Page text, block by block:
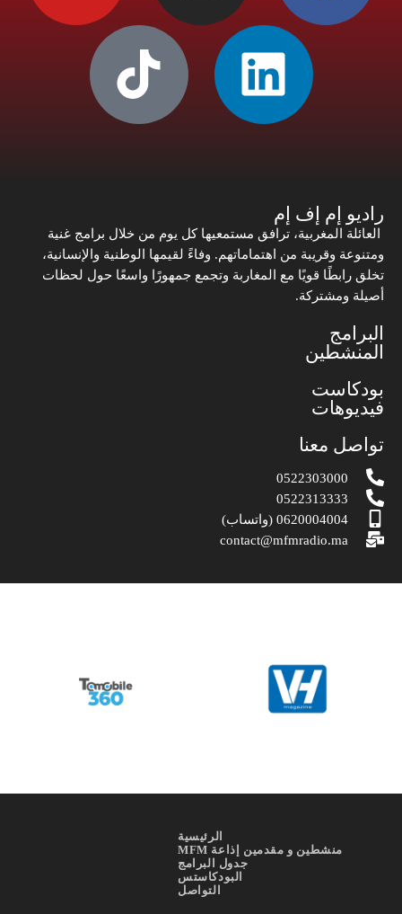
راديو إم إف إم
العائلة المغربية، ترافق مستمعيها كل يوم من خلال برامج غنية
ومتنوعة وقريبة من اهتماماتهم. وفاءً لقيمها الوطنية والإنسانية،
تخلق رابطًا قويًا مع المغاربة وتجمع جمهورًا واسعًا حول لحظات
أصيلة ومشتركة.
البرامج
المنشطين
بودكاست
فيديوهات
تواصل معنا
0522303000
0522313333
0620004004 (واتساب)
contact@mfmradio.ma
الرئيسية
منشطين و مقدمين إذاعة MFM
جدول البرامج
البودكاستس
التواصل